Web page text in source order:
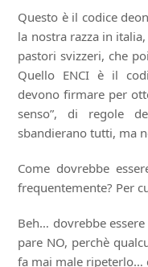
Questo è il codice
la nostra razza in italia,
pastori svizzeri, che
Quello ENCI è il
devono firmare per
senso”, di regole
sbandierano tutti, ma
Come dovrebbe
frequentemente? Per
Beh… dovrebbe
pare NO, perchè
fa mai male ripeterlo…